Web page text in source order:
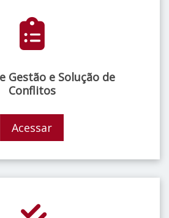
Gestão e Solução de
Conflitos
Acessar